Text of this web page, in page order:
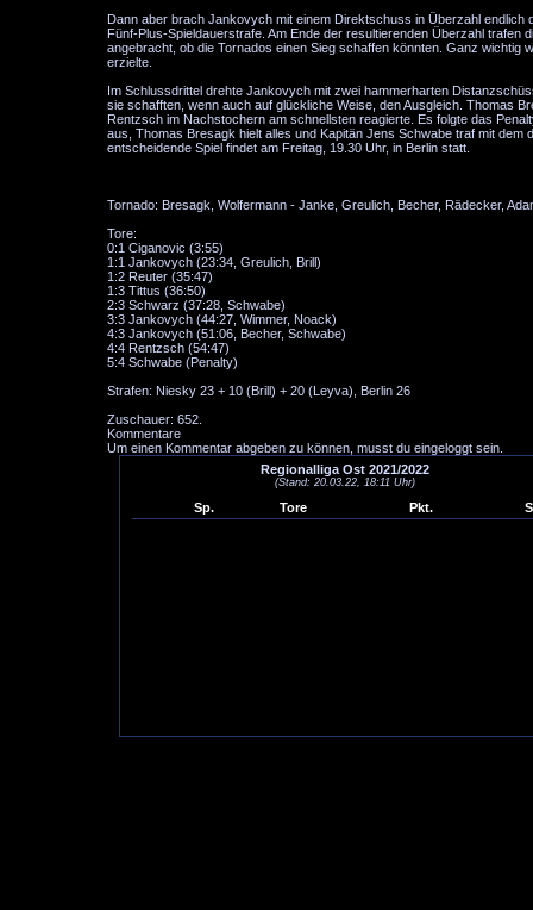
Dann aber brach Jankovych mit einem Direktschuss in Überzahl
Fünf-Plus-Spieldauerstrafe. Am Ende der resultierenden Überzahl
angebracht, ob die Tornados einen Sieg schaffen könnten. Ganz
erzielte.
Im Schlussdrittel drehte Jankovych mit zwei hammerharten
sie schafften, wenn auch auf glückliche Weise, den Ausgleich. Thomas
Rentzsch im Nachstochern am schnellsten reagierte. Es folgte das
aus, Thomas Bresagk hielt alles und Kapitän Jens Schwabe traf mit
entscheidende Spiel findet am Freitag, 19.30 Uhr, in Berlin statt.
Tornado: Bresagk, Wolfermann - Janke, Greulich, Becher, Rädecker,
Tore:
0:1 Ciganovic (3:55)
1:1 Jankovych (23:34, Greulich, Brill)
1:2 Reuter (35:47)
1:3 Tittus (36:50)
2:3 Schwarz (37:28, Schwabe)
3:3 Jankovych (44:27, Wimmer, Noack)
4:3 Jankovych (51:06, Becher, Schwabe)
4:4 Rentzsch (54:47)
5:4 Schwabe (Penalty)
Strafen: Niesky 23 + 10 (Brill) + 20 (Leyva), Berlin 26
Zuschauer: 652.
Kommentare
Um einen Kommentar abgeben zu können, musst du eingeloggt sein.
Regionalliga Ost 2021/2022
(Stand: 20.03.22, 18:11 Uhr)
Sp. Tore Pkt.